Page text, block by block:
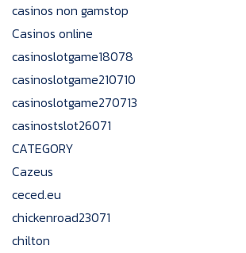
casinos non gamstop
Casinos online
casinoslotgame18078
casinoslotgame210710
casinoslotgame270713
casinostslot26071
CATEGORY
Cazeus
ceced.eu
chickenroad23071
chilton